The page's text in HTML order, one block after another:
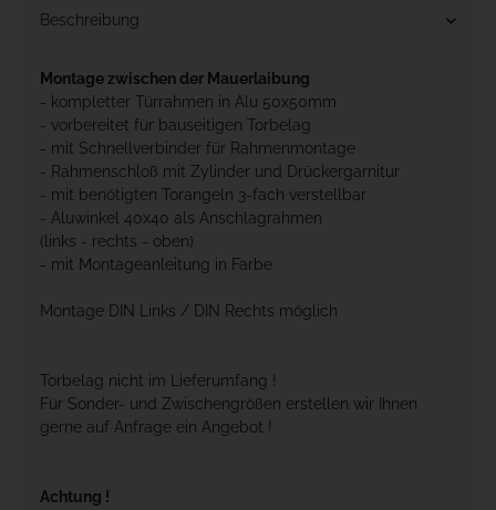
Beschreibung
Montage zwischen der Mauerlaibung
- kompletter Türrahmen in Alu 50x50mm
- vorbereitet für bauseitigen Torbelag
- mit Schnellverbinder für Rahmenmontage
- Rahmenschloß mit Zylinder und Drückergarnitur
- mit benötigten Torangeln 3-fach verstellbar
- Aluwinkel 40x40 als Anschlagrahmen
(links - rechts - oben)
- mit Montageanleitung in Farbe
Montage DIN Links / DIN Rechts möglich
Torbelag nicht im Lieferumfang !
Für Sonder- und Zwischengrößen erstellen wir Ihnen
gerne auf Anfrage ein Angebot !
Achtung !